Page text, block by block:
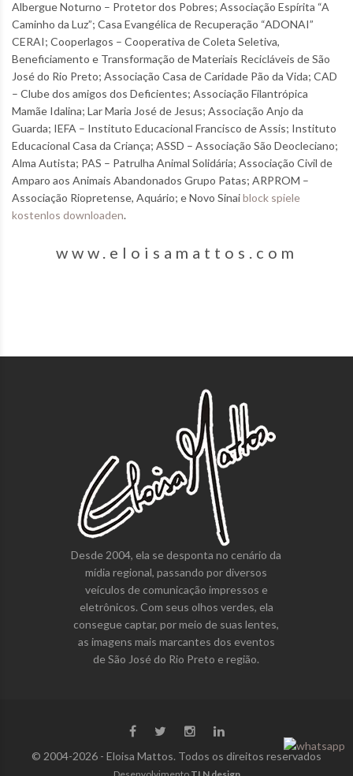
Albergue Noturno – Protetor dos Pobres; Associação Espírita “A
Caminho da Luz”; Casa Evangélica de Recuperação “ADONAI”
CERAI; Cooperlagos – Cooperativa de Coleta Seletiva,
Beneficiamento e Transformação de Materiais Recicláveis de São
José do Rio Preto; Associação Casa de Caridade Pão da Vida; CAD
– Clube dos amigos dos Deficientes; Associação Filantrópica
Mamãe Idalina; Lar Maria José de Jesus; Associação Anjo da
Guarda; IEFA – Instituto Educacional Francisco de Assis; Instituto
Educacional Casa da Criança; ASSD – Associação São Deocleciano;
Alma Autista; PAS – Patrulha Animal Solidária; Associação Civil de
Amparo aos Animais Abandonados Grupo Patas; ARPROM –
Associação Riopretense, Aquário; e Novo Sinaiblock spiele
kostenlos downloaden.
www.eloisamattos.com
Desde 2004, ela se desponta no cenário da
mídia regional, passando por diversos
veículos de comunicação impressos e
eletrônicos. Com seus olhos verdes, ela
consegue captar, por meio de suas lentes,
as imagens mais marcantes dos eventos
de São José do Rio Preto e região.
© 2004-2026 - Eloisa Mattos. Todos os direitos reservados